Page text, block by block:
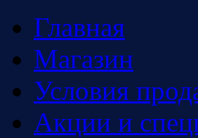
Главная
Магазин
Условия
Акции и